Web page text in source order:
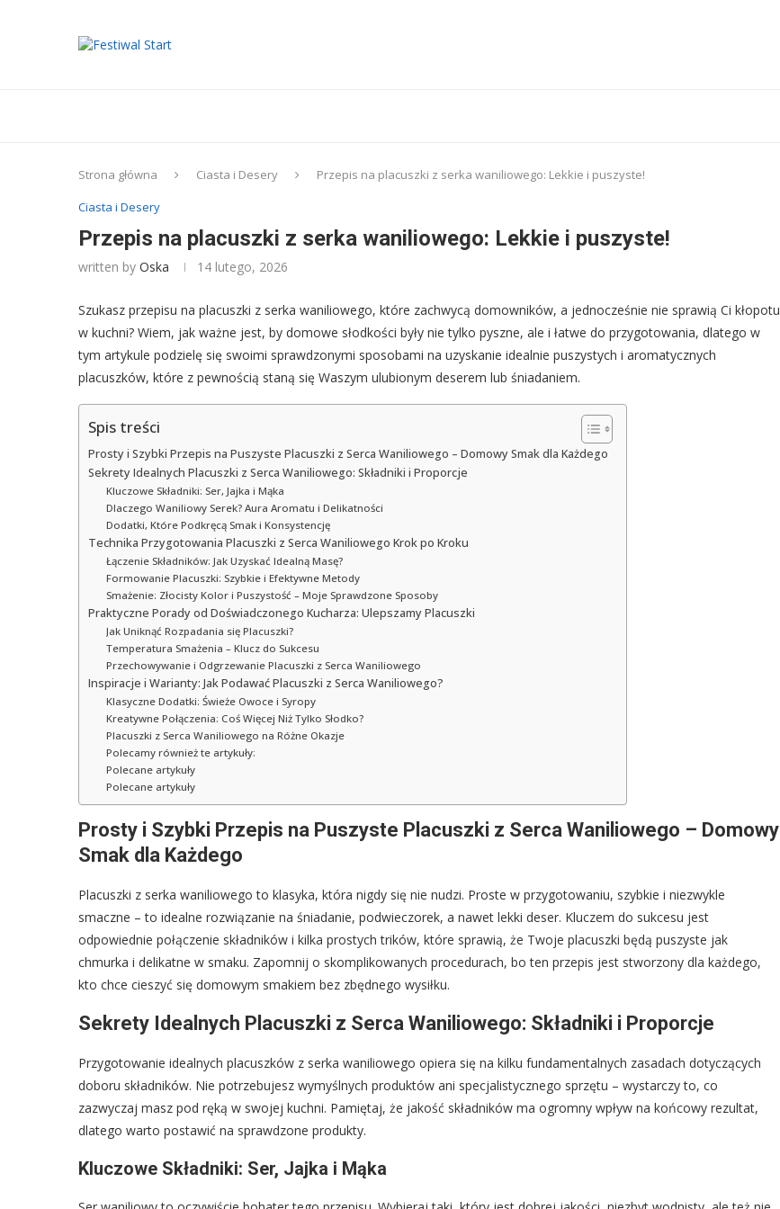
Strona główna Ciasta i Desery
Przepis na placuszki z serka waniliowego: Lekkie i puszyste!
Ciasta i Desery
Przepis na placuszki z serka waniliowego: Lekkie i puszyste!
written by Oska 14 lutego, 2026
Szukasz przepisu na placuszki z serka waniliowego, które zachwycą domowników, a jednocześnie nie sprawią Ci kłopotu
w kuchni? Wiem, jak ważne jest, by domowe słodkości były nie tylko pyszne, ale i łatwe do przygotowania, dlatego w
tym artykule podzielę się swoimi sprawdzonymi sposobami na uzyskanie idealnie puszystych i aromatycznych
placuszków, które z pewnością staną się Waszym ulubionym deserem lub śniadaniem.
Spis treści
Prosty i Szybki Przepis na Puszyste Placuszki z Serca Waniliowego – Domowy Smak dla Każdego
Sekrety Idealnych Placuszki z Serca Waniliowego: Składniki i Proporcje
Kluczowe Składniki: Ser, Jajka i Mąka
Dlaczego Waniliowy Serek? Aura Aromatu i Delikatności
Dodatki, Które Podkręcą Smak i Konsystencję
Technika Przygotowania Placuszki z Serca Waniliowego Krok po Kroku
Łączenie Składników: Jak Uzyskać Idealną Masę?
Formowanie Placuszki: Szybkie i Efektywne Metody
Smażenie: Złocisty Kolor i Puszystość – Moje Sprawdzone Sposoby
Praktyczne Porady od Doświadczonego Kucharza: Ulepszamy Placuszki
Jak Uniknąć Rozpadania się Placuszki?
Temperatura Smażenia – Klucz do Sukcesu
Przechowywanie i Odgrzewanie Placuszki z Serca Waniliowego
Inspiracje i Warianty: Jak Podawać Placuszki z Serca Waniliowego?
Klasyczne Dodatki: Świeże Owoce i Syropy
Kreatywne Połączenia: Coś Więcej Niż Tylko Słodko?
Placuszki z Serca Waniliowego na Różne Okazje
Polecamy również te artykuły:
Polecane artykuły
Polecane artykuły
Prosty i Szybki Przepis na Puszyste Placuszki z Serca Waniliowego – Domowy
Smak dla Każdego
Placuszki z serka waniliowego to klasyka, która nigdy się nie nudzi. Proste w przygotowaniu, szybkie i niezwykle
smaczne – to idealne rozwiązanie na śniadanie, podwieczorek, a nawet lekki deser. Kluczem do sukcesu jest
odpowiednie połączenie składników i kilka prostych trików, które sprawią, że Twoje placuszki będą puszyste jak
chmurka i delikatne w smaku. Zapomnij o skomplikowanych procedurach, bo ten przepis jest stworzony dla każdego,
kto chce cieszyć się domowym smakiem bez zbędnego wysiłku.
Sekrety Idealnych Placuszki z Serca Waniliowego: Składniki i Proporcje
Przygotowanie idealnych placuszków z serka waniliowego opiera się na kilku fundamentalnych zasadach dotyczących
doboru składników. Nie potrzebujesz wymyślnych produktów ani specjalistycznego sprzętu – wystarczy to, co
zazwyczaj masz pod ręką w swojej kuchni. Pamiętaj, że jakość składników ma ogromny wpływ na końcowy rezultat,
dlatego warto postawić na sprawdzone produkty.
Kluczowe Składniki: Ser, Jajka i Mąka